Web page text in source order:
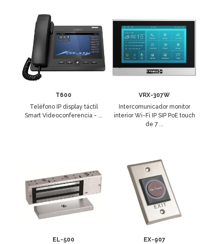
T600
Teléfono IP display táctil
Smart Videoconferencia - ...
VRX-307W
Intercomunicador monitor
interior Wi-Fi IP SIP PoE touch
de 7 ...
EL-500
EX-907